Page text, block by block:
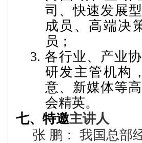
司、快速发展
成员、高端决
员；
3.各行业、产业
研发主管机构
意、新媒体等
会精英。
七、 特邀主讲人
张 鹏： 我国总部